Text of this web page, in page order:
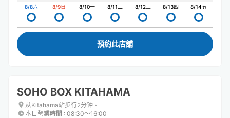
8/8六 8/9日 8/10一 8/11二 8/12三 8/13四 8/14五
預約此店舖
SOHO BOX KITAHAMA
从Kitahama站步行2分钟。
本日營業時間 : 08:30〜16:00